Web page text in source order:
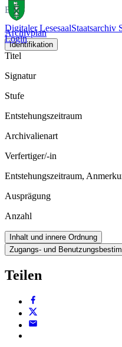
Digitaler LesesaalStaatsarchiv
Login
Bild
Archivplan
Identifikation
Titel
Signatur
Stufe
Entstehungszeitraum
Archivalienart
Verfertiger/-in
Entstehungszeitraum,
Ausprägung
Anzahl
Inhalt und innere Ordnung
Zugangs- und
Teilen